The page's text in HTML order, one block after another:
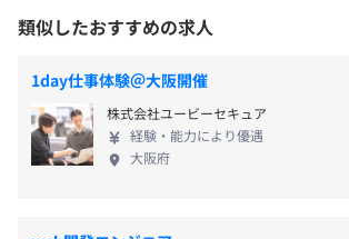
年1回の目標設定をして、半期で振り返り
ます。
チームの上司や個人での評価だけでなく
プット先の会社からの評価など多角的に
※4.0カ月分／年。コロナ禍の中でも満額
れており安定感があります。
年1回（4月）
社内検定等の制度の有無及びその内容
前年度の月平均所定外労働時間の実績
発現場で生産性を向上させるために必
フトウェア標準化規格のことです。
来、世界中のメーカーが参画していま
だ馴染みがありませんが、AUTOSARは
開発の現場で非常に重要なものです。
2019年AUTOSARのアソシエイトパー
ており、AUTOSAR専任エンジニアの
す！ 「CSP-E」認証取得組み込みエン
類似したおすすめの求人
1day仕事体験＠大阪開催
株式会社ユービーセキュア
経験・能力により優遇
大阪府